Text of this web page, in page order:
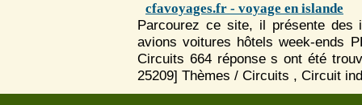
cfavoyages.fr - voyage en islande
Parcourez ce site, il présente des
avions voitures hôtels week-ends
Circuits 664 réponse s ont été
25209] Thèmes / Circuits , Circuit